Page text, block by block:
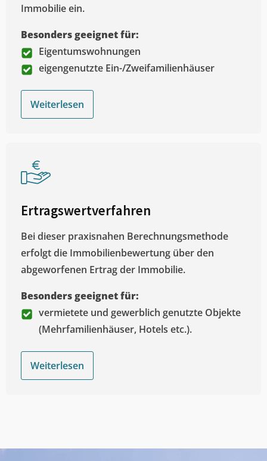
Immobilie ein.
Besonders geeignet für:
Eigentumswohnungen
eigengenutzte Ein-/Zweifamilienhäuser
Weiterlesen
Ertragswertverfahren
Bei dieser praxisnahen Berechnungsmethode
erfolgt die Immobilienbewertung über den
abgeworfenen Ertrag der Immobilie.
Besonders geeignet für:
vermietete und gewerblich genutzte Objekte
(Mehrfamilienhäuser, Hotels etc.).
Weiterlesen